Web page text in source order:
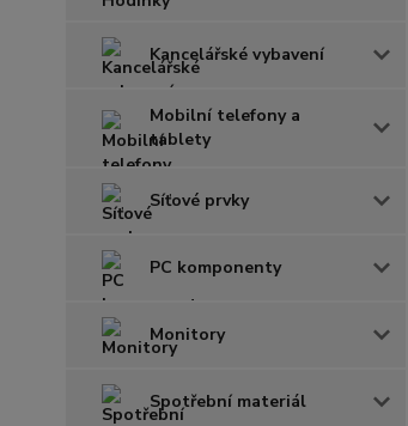
Kancelářské vybavení
Mobilní telefony a
tablety
Síťové prvky
PC komponenty
Monitory
Spotřební materiál